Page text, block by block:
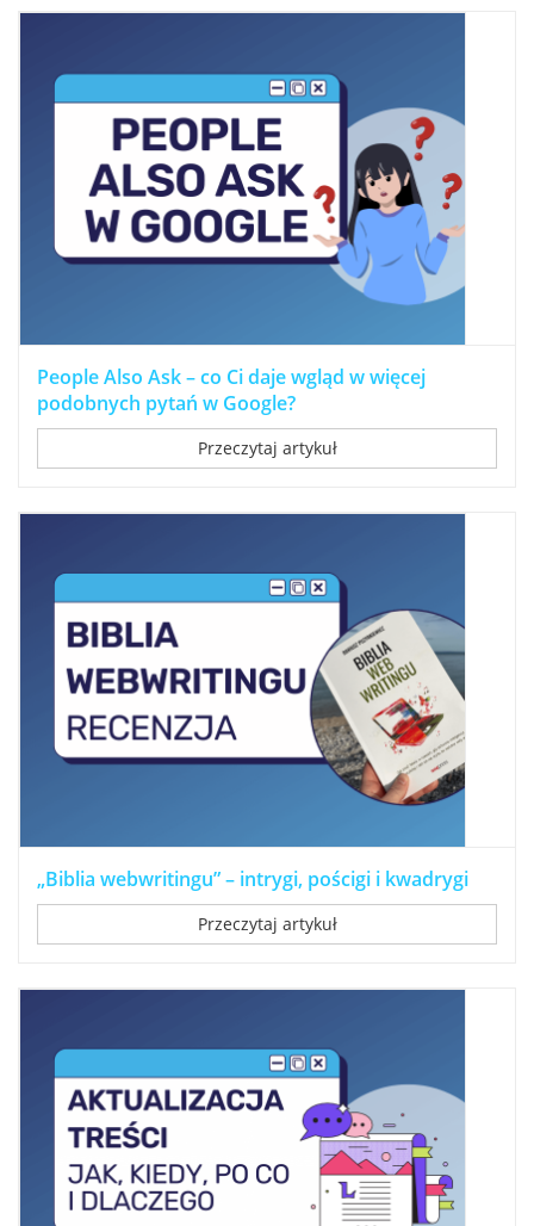
People Also Ask – co Ci daje wgląd w więcej
podobnych pytań w Google?
Przeczytaj artykuł
„Biblia webwritingu” – intrygi, pościgi i kwadrygi
Przeczytaj artykuł